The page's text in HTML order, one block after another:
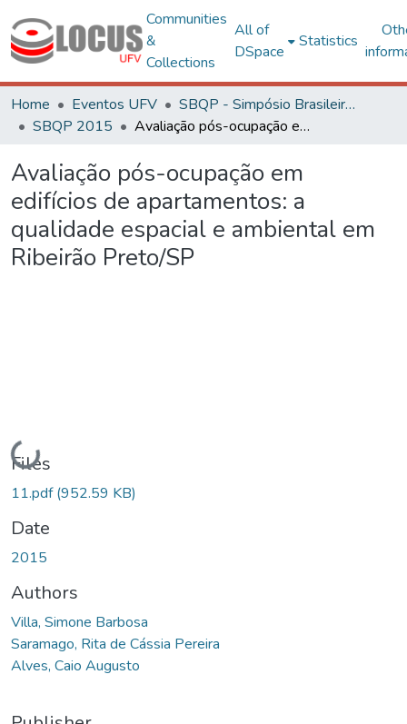
Communities
&
Collections
All of
DSpace
Statistics
Home Eventos UFV
SBQP - Simpósio Brasileiro de Qualidade do Projeto no Ambiente Construído
SBQP 2015
Avaliação pós-ocupação em edifícios de apartamentos: a qualidade espacial e ambiental em Ribeirão Preto/SP
Avaliação pós-ocupação em
edifícios de apartamentos: a
qualidade espacial e ambiental em
Ribeirão Preto/SP
Loading...
Files
11.pdf(952.59 KB)
Date
2015
Authors
Villa, Simone Barbosa
Saramago, Rita de Cássia Pereira
Alves, Caio Augusto